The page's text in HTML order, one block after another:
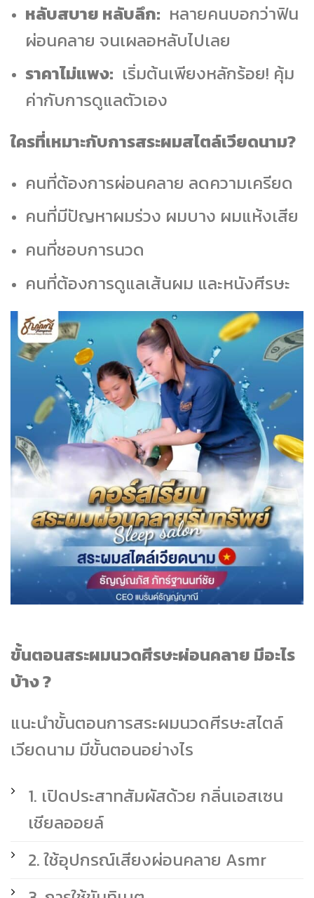
หลับสบาย หลับลึก: หลายคนบอกว่าฟิน
ผ่อนคลาย จนเผลอหลับไปเลย
ราคาไม่แพง: เริ่มต้นเพียงหลักร้อย! คุ้ม
ค่ากับการดูแลตัวเอง
ใครที่เหมาะกับการสระผมสไตล์เวียดนาม?
คนที่ต้องการผ่อนคลาย ลดความเครียด
คนที่มีปัญหาผมร่วง ผมบาง ผมแห้งเสีย
คนที่ชอบการนวด
คนที่ต้องการดูแลเส้นผม และหนังศีรษะ
ขั้นตอนสระผมนวดศีรษะผ่อนคลาย มีอะไร
บ้าง ?
แนะนำขั้นตอนการสระผมนวดศีรษะสไตล์
เวียดนาม มีขั้นตอนอย่างไร
1. เปิดประสาทสัมผัสด้วย กลิ่นเอสเซน
เชียลออยล์
2. ใช้อุปกรณ์เสียงผ่อนคลาย Asmr